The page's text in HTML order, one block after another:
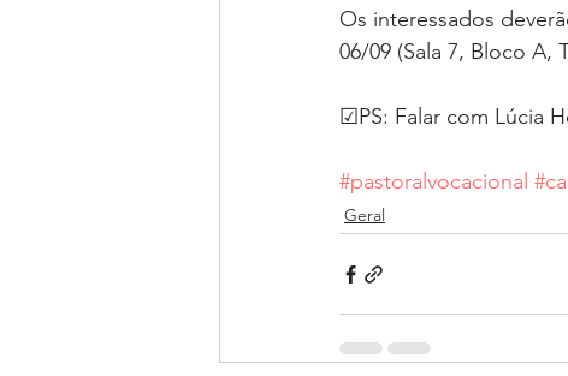
Os interessados
06/09 (Sala 7, Bloco A,
☑PS: Falar com Lúcia
#pastoralvocacional
Geral